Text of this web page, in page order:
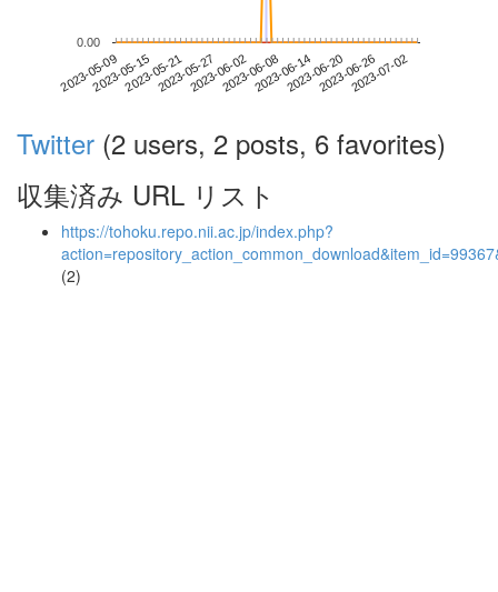
2023-05-092023-05-152023-05-212023-05-272023-06-022023-06-082023-06-142023-06-202023-06-262023-07-02
0.00
Twitter (2 users, 2 posts, 6 favorites)
収集済み URL リスト
https://tohoku.repo.nii.ac.jp/index.php?
(2)